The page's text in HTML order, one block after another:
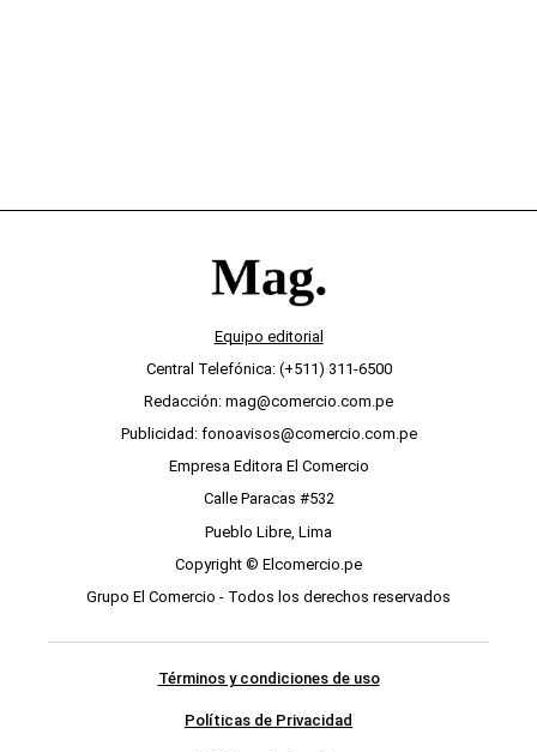
Equipo editorial
Central Telefónica: (+511) 311-6500
Redacción: mag@comercio.com.pe
Publicidad: fonoavisos@comercio.com.pe
Empresa Editora El Comercio
Calle Paracas #532
Pueblo Libre, Lima
Copyright © Elcomercio.pe
Grupo El Comercio - Todos los derechos reservados
Términos y condiciones de uso
Políticas de Privacidad